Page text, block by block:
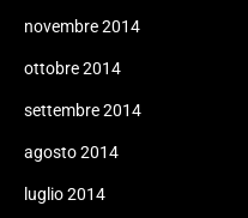
novembre 2014
ottobre 2014
settembre 2014
agosto 2014
luglio 2014